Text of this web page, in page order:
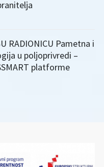
RADIONICU Pametna i
u poljoprivredi –
platforme